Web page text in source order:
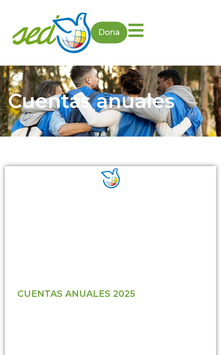
Dona
Cuentas anuales
CUENTAS ANUALES 2025